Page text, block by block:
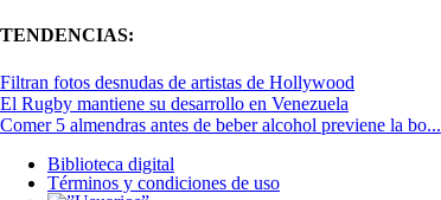
TENDENCIAS:
Filtran fotos desnudas de artistas de Hollywood
El Rugby mantiene su desarrollo en Venezuela
Comer 5 almendras antes de beber alcohol previene la bo...
Biblioteca digital
Términos y condiciones de uso